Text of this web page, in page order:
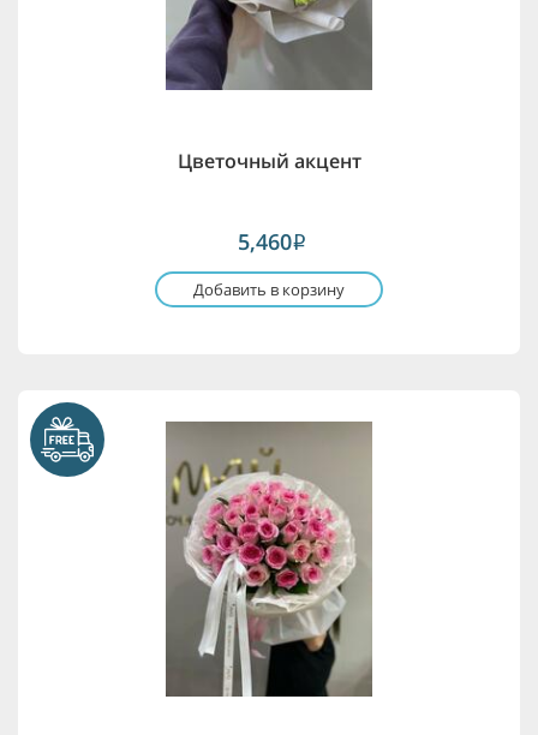
Цветочный акцент
5,460i
Добавить в корзину